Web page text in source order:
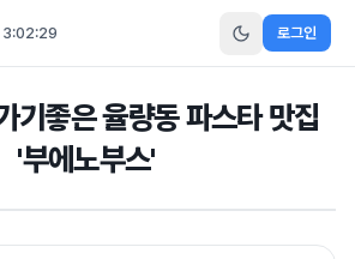
로그인
기좋은 율량동 파스타 맛집
'부에노부스'